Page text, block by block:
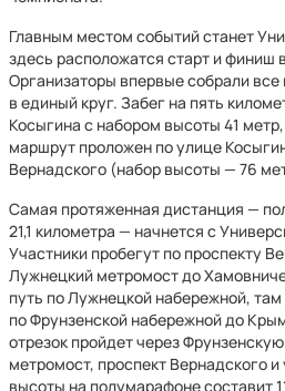
Главным местом событий станет
здесь расположатся старт и финиш
Организаторы впервые собрали
в единый круг. Забег на пять
Косыгина с набором высоты 41
маршрут проложен по улице
Вернадского (набор высоты — 76
Самая протяженная дистанция —
21,1 километра — начнется с
Участники пробегут по проспекту
Лужнецкий метромост до
путь по Лужнецкой набережной,
по Фрунзенской набережной до
отрезок пройдет через
метромост, проспект Вернадского
высоты на полумарафоне составит